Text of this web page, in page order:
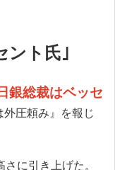
ント氏｣
銀総裁はベッセ
圧頼み』を報じ
に引き上げた。